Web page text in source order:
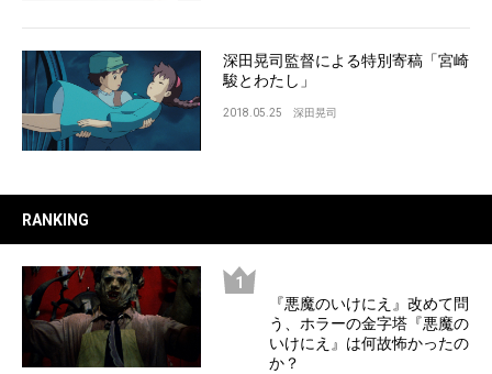
深田晃司監督による特別寄稿「宮崎
駿とわたし」
2018.05.25 深田晃司
RANKING
『悪魔のいけにえ』改めて問
う、ホラーの金字塔『悪魔の
いけにえ』は何故怖かったの
か？